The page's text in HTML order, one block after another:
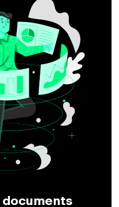
documents